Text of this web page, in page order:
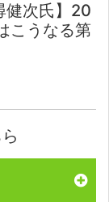
健次氏】20
こうなる第